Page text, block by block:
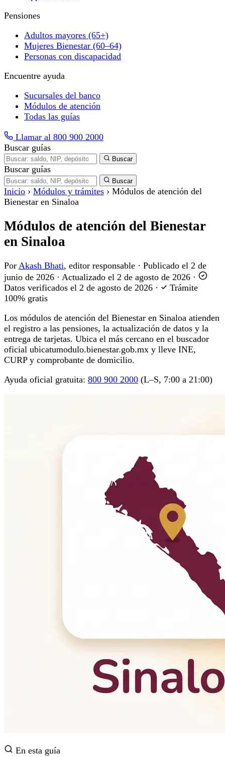
Pensiones
Adultos mayores (65+)
Mujeres Bienestar (60–64)
Personas con discapacidad
Encuentre ayuda
Sucursales del banco
Módulos de atención
Todas las guías
Llamar al 800 900 2000
Buscar guías
Buscar
Buscar guías
Buscar
Inicio › Módulos y trámites › Módulos de atención del
Bienestar en Sinaloa
Módulos de atención del Bienestar
en Sinaloa
Por Akash Bhati, editor responsable · Publicado el 2 de
junio de 2026 · Actualizado el 2 de agosto de 2026 ·
Datos verificados el 2 de agosto de 2026 ·
Trámite
100% gratis
Los módulos de atención del Bienestar en Sinaloa atienden
el registro a las pensiones, la actualización de datos y la
entrega de tarjetas. Ubica el más cercano en el buscador
oficial ubicatumodulo.bienestar.gob.mx y lleve INE,
CURP y comprobante de domicilio.
Ayuda oficial gratuita: 800 900 2000 (L–S, 7:00 a 21:00)
En esta guía